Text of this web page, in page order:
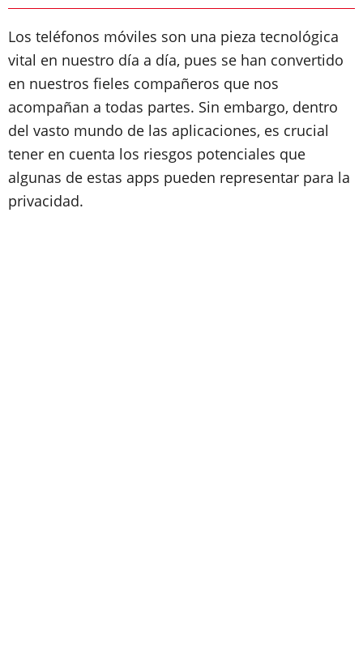
Los teléfonos móviles son una pieza tecnológica
vital en nuestro día a día, pues se han convertido
en nuestros fieles compañeros que nos
acompañan a todas partes. Sin embargo, dentro
del vasto mundo de las aplicaciones, es crucial
tener en cuenta los riesgos potenciales que
algunas de estas apps pueden representar para la
privacidad.